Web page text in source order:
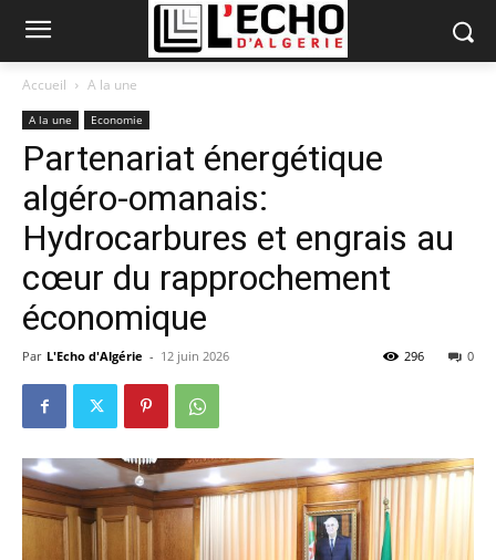
Accueil A la une
A la une Economie
Partenariat énergétique
algéro-omanais:
Hydrocarbures et engrais au
cœur du rapprochement
économique
Par L'Echo d'Algérie - 12 juin 2026 0
296